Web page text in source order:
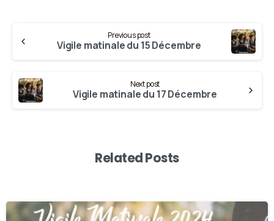
Previous post
Vigile matinale du 15 Décembre
Next post
Vigile matinale du 17 Décembre
Related Posts